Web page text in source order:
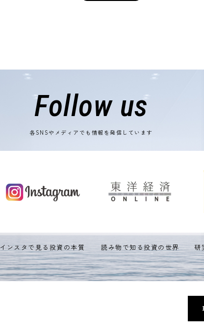
Follow us
各SNSやメディアでも情報を発信しています
インスタで見る投資の本質 読み物で知る投資の世界 研